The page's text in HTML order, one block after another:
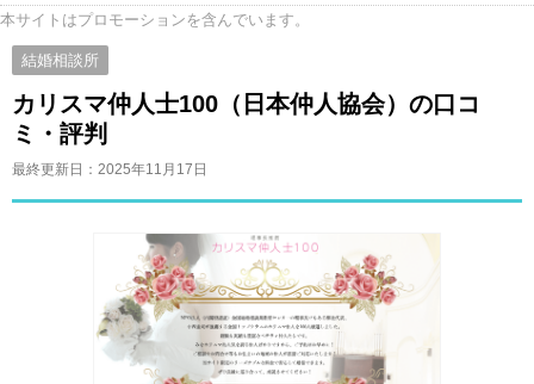
本サイトはプロモーションを含んでいます。
結婚相談所
カリスマ仲人士100（日本仲人協会）の口コ
ミ・評判
最終更新日： 2025年11月17日